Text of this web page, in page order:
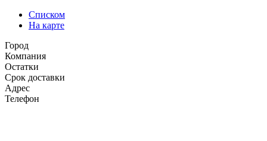
Списком
На карте
Город
Компания
Остатки
Срок доставки
Адрес
Телефон